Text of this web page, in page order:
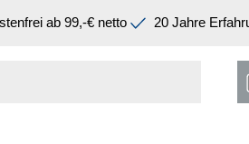
ab 99,-€ netto 20 Jahre